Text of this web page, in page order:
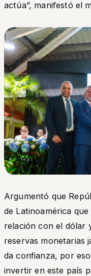
actúa”, manifestó el
Argumentó que
de Latinoamérica
relación con el dólar
reservas monetarias
da confianza, por
invertir en este país